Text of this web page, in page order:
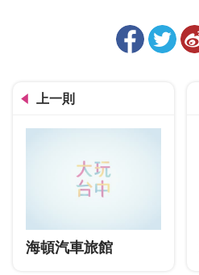
上一則
海頓汽車旅館